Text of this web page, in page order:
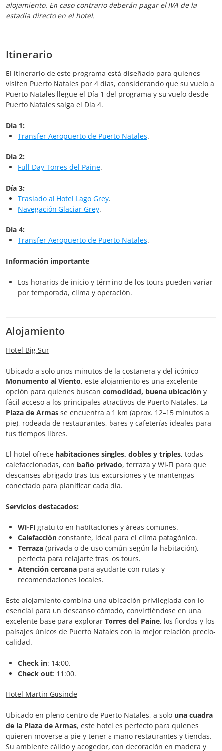
alojamiento. En caso contrario deberán pagar el IVA de la
estadía directo en el hotel.
Itinerario
El itinerario de este programa está diseñado para quienes
visiten Puerto Natales por 4 días, considerando que su vuelo a
Puerto Natales llegue el Día 1 del programa y su vuelo desde
Puerto Natales salga el Día 4.
Día 1:
Transfer Aeropuerto de Puerto Natales.
Día 2:
Full Day Torres del Paine.
Día 3:
Traslado al Hotel Lago Grey.
Navegación Glaciar Grey.
Día 4:
Transfer Aeropuerto de Puerto Natales.
Información importante
Los horarios de inicio y término de los tours pueden variar
por temporada, clima y operación.
Alojamiento
Hotel Big Sur
Ubicado a solo unos minutos de la costanera y del icónico
Monumento al Viento, este alojamiento es una excelente
opción para quienes buscan comodidad, buena ubicación y
fácil acceso a los principales atractivos de Puerto Natales. La
Plaza de Armas se encuentra a 1 km (aprox. 12–15 minutos a
pie), rodeada de restaurantes, bares y cafeterías ideales para
tus tiempos libres.
El hotel ofrece habitaciones singles, dobles y triples, todas
calefaccionadas, con baño privado, terraza y Wi-Fi para que
descanses abrigado tras tus excursiones y te mantengas
conectado para planificar cada día.
Servicios destacados:
Wi-Fi gratuito en habitaciones y áreas comunes.
Calefacción constante, ideal para el clima patagónico.
Terraza (privada o de uso común según la habitación),
perfecta para relajarte tras los tours.
Atención cercana para ayudarte con rutas y
recomendaciones locales.
Este alojamiento combina una ubicación privilegiada con lo
esencial para un descanso cómodo, convirtiéndose en una
excelente base para explorar Torres del Paine, los fiordos y los
paisajes únicos de Puerto Natales con la mejor relación precio-
calidad.
Check in: 14:00.
Check out: 11:00.
Hotel Martin Gusinde
Ubicado en pleno centro de Puerto Natales, a solo una cuadra
de la Plaza de Armas, este hotel es perfecto para quienes
quieren moverse a pie y tener a mano restaurantes y tiendas.
Su ambiente cálido y acogedor, con decoración en madera y